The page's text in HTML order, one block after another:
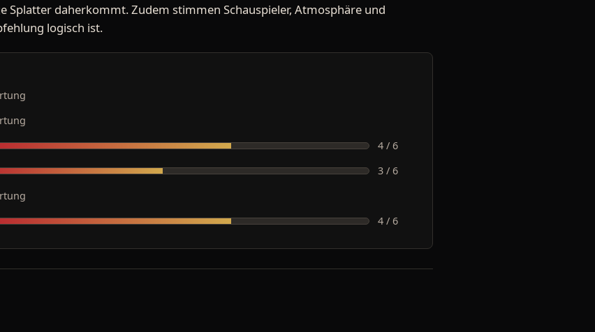
Splatter daherkommt. Zudem stimmen Schauspieler, Atmosphäre und
logisch ist.
4 / 6
3 / 6
4 / 6